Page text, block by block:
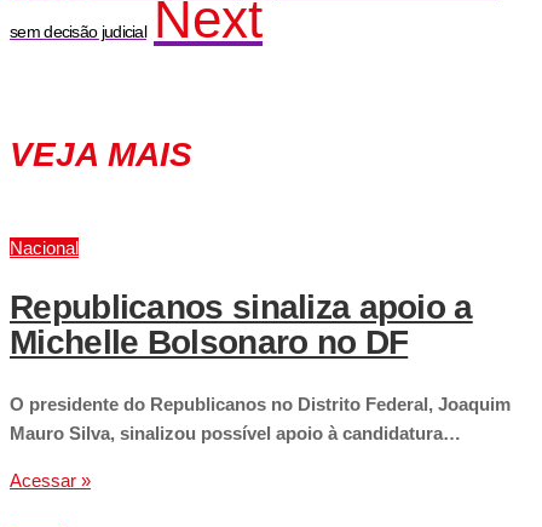
sem decisão judicial Next
VEJA MAIS
Nacional
Republicanos sinaliza apoio a
Michelle Bolsonaro no DF
O presidente do Republicanos no Distrito Federal, Joaquim
Mauro Silva, sinalizou possível apoio à candidatura…
Acessar »